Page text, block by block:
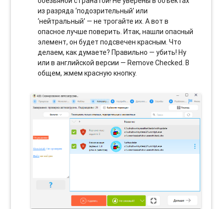
из разряда ‘подозрительный’ или
‘нейтральный’ — не трогайте их. А вот в
опасное лучше поверить. Итак, нашли опасный
элемент, он будет подсвечен красным. Что
делаем, как думаете? Правильно — убить! Ну
или в английской версии — Remove Checked. В
общем, жмем красную кнопку.